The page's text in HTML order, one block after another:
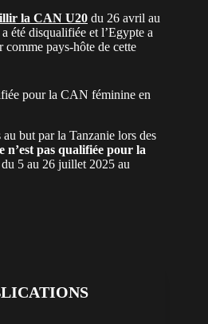
la CAN U20 du 26 avril au
été disqualifiée et l’Egypte a
comme pays-hôte de cette
pour la CAN féminine en
but par la Tanzanie lors des
n’est pas qualifiée pour la
5 au 26 juillet 2025 au